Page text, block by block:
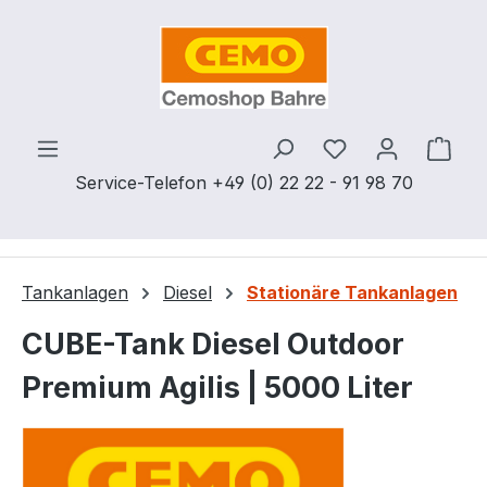
Zum Hauptinhalt springen
Service-Telefon +49 (0) 22 22 - 91 98 70
Du hast 0
Tankanlagen Diesel Stationäre Tankanlagen
CUBE-Tank Diesel Outdoor
Premium Agilis | 5000 Liter